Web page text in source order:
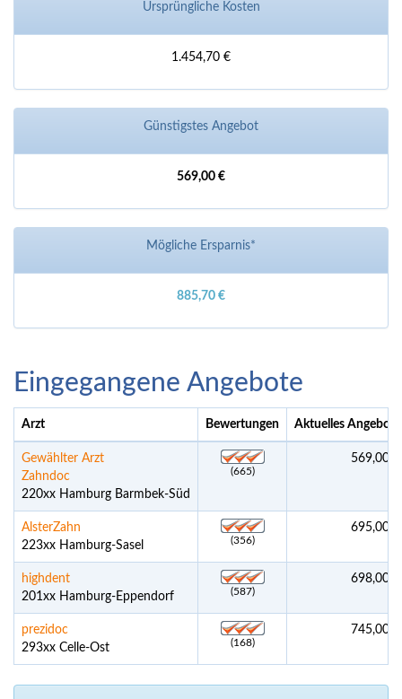
Ursprüngliche Kosten
1.454,70 €
Günstigstes Angebot
569,00 €
Mögliche Ersparnis*
885,70 €
Eingegangene Angebote
Arzt Bewertungen Aktuelles Angebot
Gewählter Arzt
Zahndoc
220xx Hamburg Barmbek-Süd
(665)
569,00 €
AlsterZahn
223xx Hamburg-Sasel
(356)
695,00 €
highdent
201xx Hamburg-Eppendorf
(587)
698,00 €
prezidoc
293xx Celle-Ost
(168)
745,00 €